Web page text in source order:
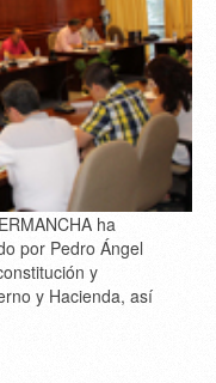
ha
por Pedro Ángel
y
y Hacienda, así